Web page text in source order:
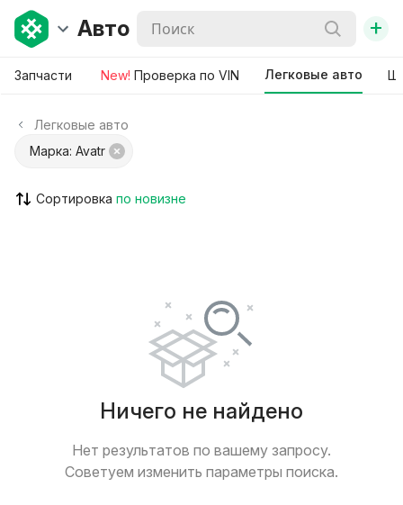
Авто +
Запчасти New! Проверка по VIN Легковые авто
Легковые авто
Марка: Avatr
Сортировка
Ничего не найдено
Нет результатов по вашему запросу.
Советуем изменить параметры поиска.